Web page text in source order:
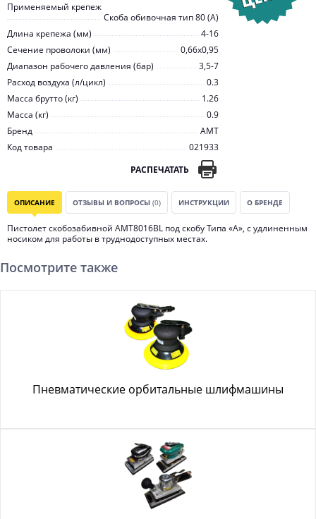
Применяемый крепеж
Скоба обивочная тип 80 (А)
Длина крепежа (мм)
4-16
Сечение проволоки (мм)
0,66х0,95
Диапазон рабочего давления (бар)
3,5-7
Расход воздуха (л/цикл)
0.3
Масса брутто (кг)
1.26
Масса (кг)
0.9
Бренд
AMT
Код товара
021933
РАСПЕЧАТАТЬ
ОПИСАНИЕ ОТЗЫВЫ И ВОПРОСЫ (0) ИНСТРУКЦИИ О БРЕНДЕ
Пистолет скобозабивной АМТ8016BL под скобу Типа «А», с удлиненным
носиком для работы в труднодоступных местах.
Посмотрите также
Пневматические орбитальные шлифмашины